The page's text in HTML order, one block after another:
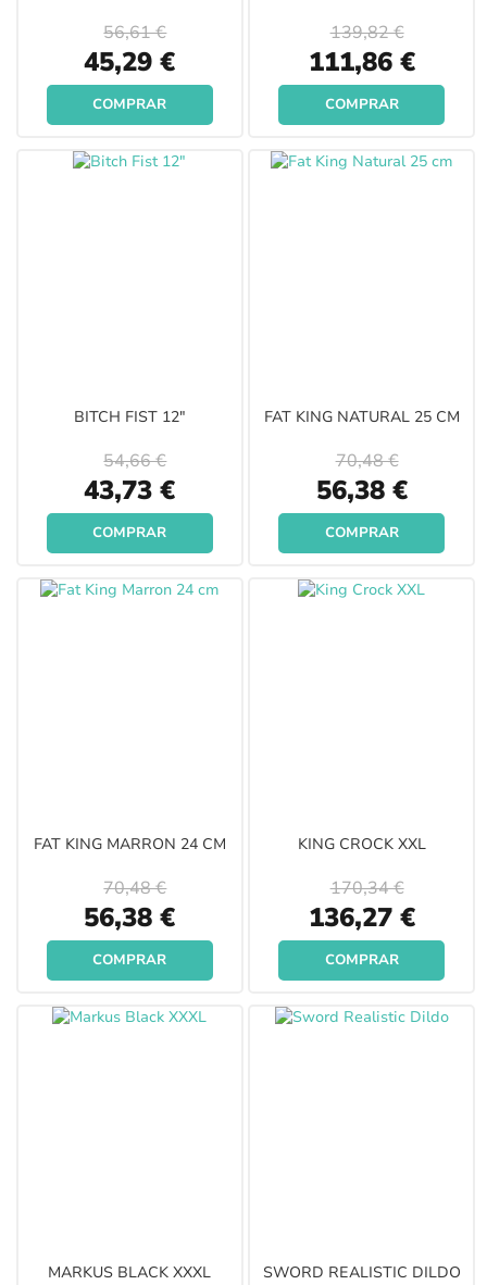
Special
Price
45,29 €
56,61 €
COMPRAR
Special
Price
111,86 €
139,82 €
COMPRAR
BITCH FIST 12"
Special
Price
43,73 €
54,66 €
COMPRAR
FAT KING NATURAL 25 CM
Special
Price
56,38 €
70,48 €
COMPRAR
FAT KING MARRON 24 CM
Special
Price
56,38 €
70,48 €
COMPRAR
KING CROCK XXL
Special
Price
136,27 €
170,34 €
COMPRAR
MARKUS BLACK XXXL SWORD REALISTIC DILDO